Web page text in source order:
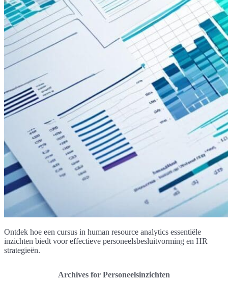
Ontdek hoe een cursus in human resource analytics essentiële
inzichten biedt voor effectieve personeelsbesluitvorming en HR
strategieën.
Archives for Personeelsinzichten